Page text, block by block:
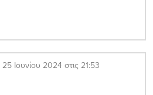
25 Ιουνίου 2024 στις 21:53